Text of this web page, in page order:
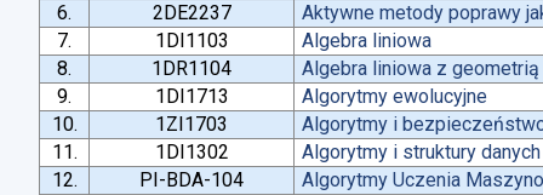
6.
2DE2237
Aktywne metody poprawy
7.
1DI1103
Algebra liniowa
8.
1DR1104
Algebra liniowa z geometrią
9.
1DI1713
Algorytmy ewolucyjne
10.
1ZI1703
Algorytmy i
11.
1DI1302
Algorytmy i struktury danych
12.
PI-BDA-104
Algorytmy Uczenia